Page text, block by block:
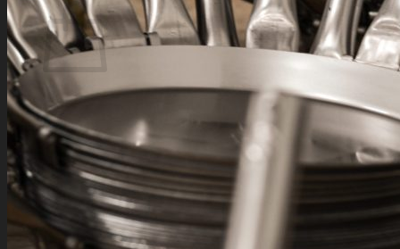
お買い物カゴに商品がありません。
ショップに戻る